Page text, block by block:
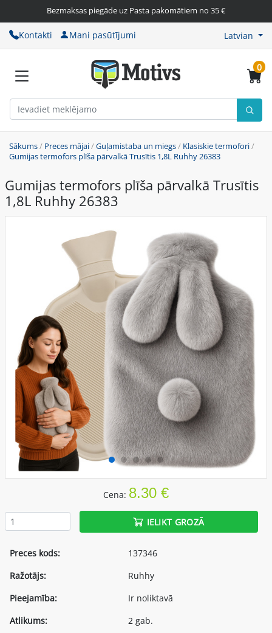
Bezmaksas piegāde uz Pasta pakomātiem no 35 €
Kontakti Mani pasūtījumi Latvian
0
Sākums/ Preces mājai/Guļamistaba un miegs/ Klasiskie termofori/
Gumijas termofors plīša pārvalkā Trusītis 1,8L Ruhhy 26383
Gumijas termofors plīša pārvalkā Trusītis
1,8L Ruhhy 26383
Cena: 8.30 €
IELIKT GROZĀ
Preces kods:
137346
Ražotājs:
Ruhhy
Pieejamība:
Ir noliktavā
Atlikums:
2 gab.